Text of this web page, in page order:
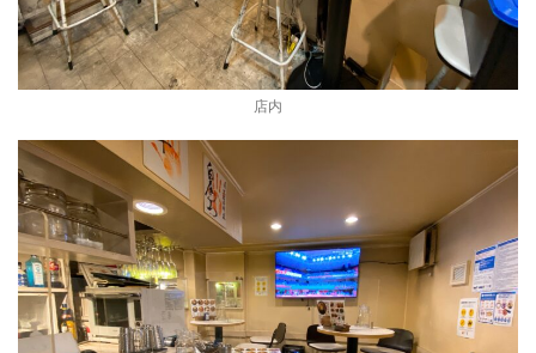
店内